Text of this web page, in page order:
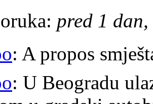
pred 1
: A propos
: U Beogradu